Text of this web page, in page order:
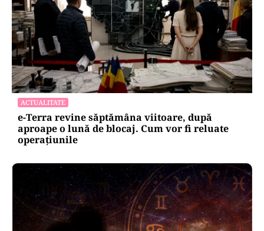
ACTUALITATE
e-Terra revine săptămâna viitoare, după
aproape o lună de blocaj. Cum vor fi reluate
operațiunile